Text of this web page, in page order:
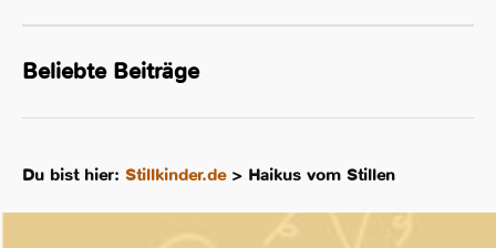
Beliebte Beiträge
Du bist hier: Stillkinder.de> Haikus vom Stillen